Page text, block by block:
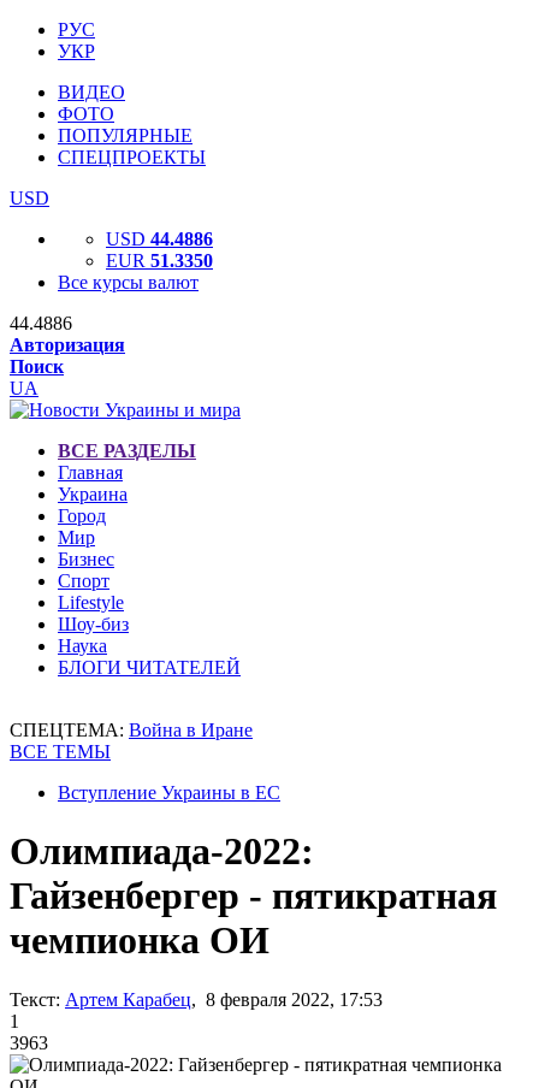
РУС
УКР
ВИДЕО
ФОТО
ПОПУЛЯРНЫЕ
СПЕЦПРОЕКТЫ
USD
USD 44.4886
EUR 51.3350
Все курсы валют
44.4886
Авторизация
Поиск
UA
ВСЕ РАЗДЕЛЫ
Главная
Украина
Город
Мир
Бизнес
Спорт
Lifestyle
Шоу-биз
Наука
БЛОГИ ЧИТАТЕЛЕЙ
СПЕЦТЕМА: Война в Иране
ВСЕ ТЕМЫ
Вступление Украины в ЕС
Олимпиада-2022:
Гайзенбергер - пятикратная
чемпионка ОИ
Текст: Артем Карабец, 8 февраля 2022, 17:53
1
3963